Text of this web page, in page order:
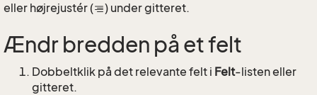
eller højrejustér (
) under gitteret.
Ændr bredden på et felt
Dobbeltklik på det relevante felt i Felt-listen eller
gitteret.